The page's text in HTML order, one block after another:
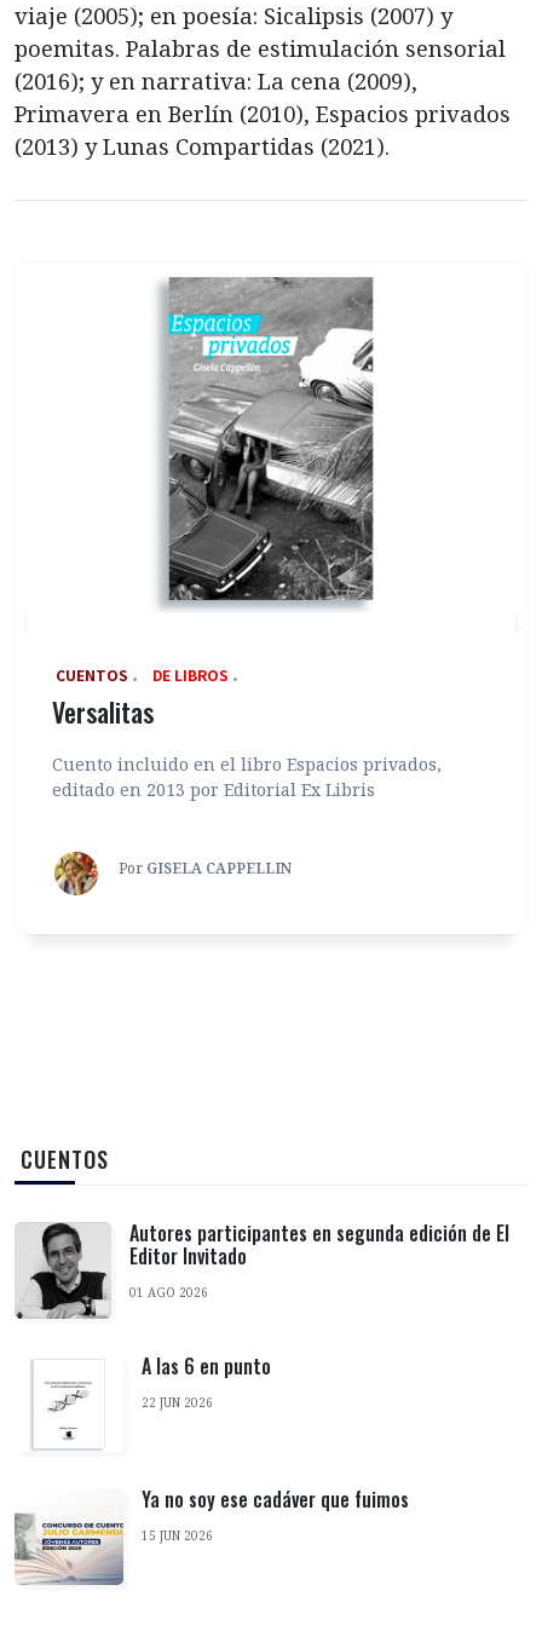
viaje (2005); en poesía: Sicalipsis (2007) y
poemitas. Palabras de estimulación sensorial
(2016); y en narrativa: La cena (2009),
Primavera en Berlín (2010), Espacios privados
(2013) y Lunas Compartidas (2021).
‎ CUENTOS DE LIBROS
Versalitas
Cuento incluido en el libro Espacios privados,
editado en 2013 por Editorial Ex Libris
Por GISELA CAPPELLIN
‎ CUENTOS
Autores participantes en segunda edición de El
Editor Invitado
01 AGO 2026
A las 6 en punto
22 JUN 2026
Ya no soy ese cadáver que fuimos
15 JUN 2026